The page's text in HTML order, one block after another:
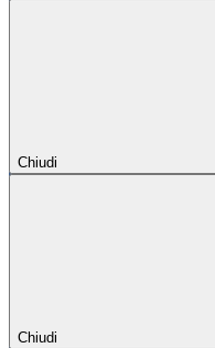
Chiudi
Chiudi